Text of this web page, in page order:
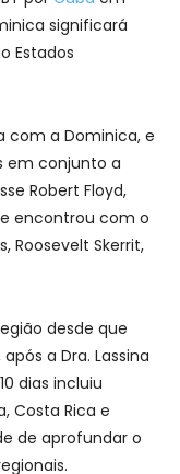
significará
Estados
com a Dominica, e
em conjunto a
Robert Floyd,
encontrou com o
Roosevelt Skerrit,
desde que
a Dra. Lassina
dias incluiu
Costa Rica e
de aprofundar o